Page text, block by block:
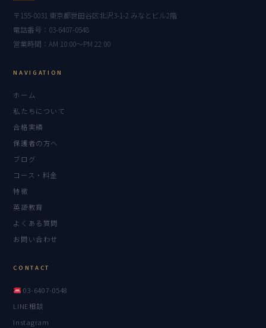
〒155-0031 東京都世田谷区北沢3-1-2 みなとビル2階
電話番号：03-6407-0548
営業時間：AM 10:00〜PM 22:00
NAVIGATION
ホーム
私たちについて
合格実績
保護者の方へ
ブログ
コース・料金
特徴
英語教育
よくある質問
お問い合わせ
CONTACT
03-6407-0548
LINE相談
Instagram